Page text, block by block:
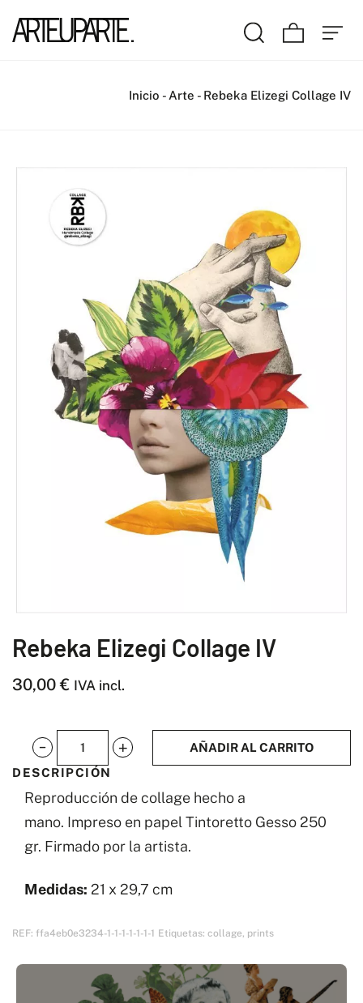
Inicio - Arte - Rebeka Elizegi Collage IV
Rebeka Elizegi Collage IV
30,00€ IVA incl.
Rebeka
Elizegi
Collage
IV
cantidad
AÑADIR AL CARRITO
DESCRIPCIÓN
Reproducción de collage hecho a
mano. Impreso en papel Tintoretto Gesso 250
gr. Firmado por la artista.
Medidas: 21 x 29,7 cm
REF: ffa4eb0e3234-1-1-1-1-1-1-1 Etiquetas: collage, prints